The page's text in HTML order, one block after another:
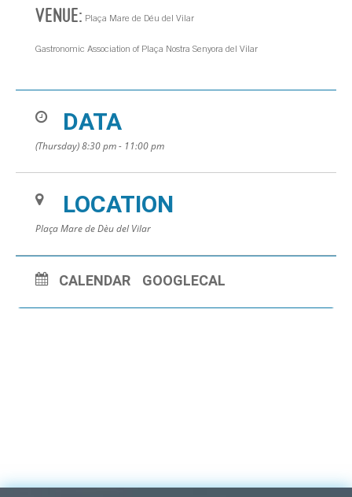
VENUE: Plaça Mare de Déu del Vilar
Gastronomic Association of Plaça Nostra Senyora del Vilar
DATA
(Thursday) 8:30 pm - 11:00 pm
LOCATION
Plaça Mare de Dèu del Vilar
CALENDAR GOOGLECAL